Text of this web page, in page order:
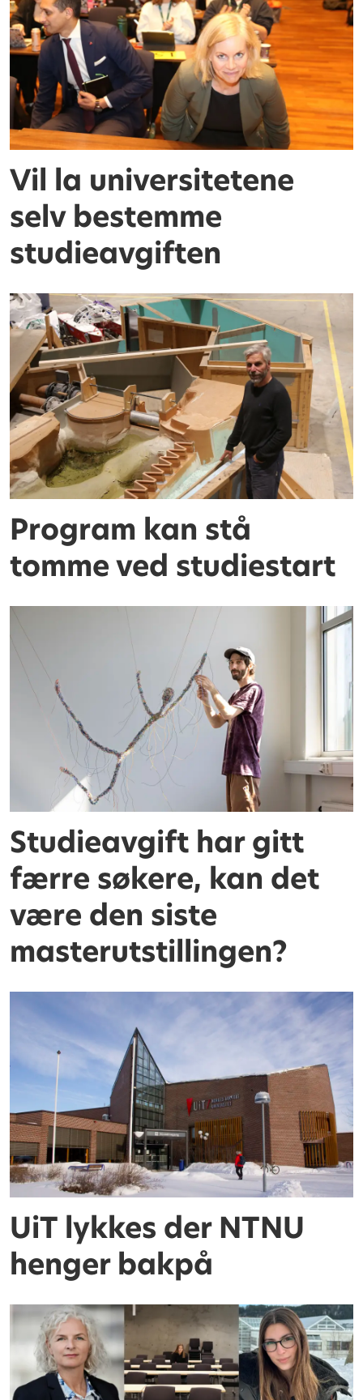
Vil la universitetene
selv bestemme
studieavgiften
Program kan stå
tomme ved studiestart
Studieavgift har gitt
færre søkere, kan det
være den siste
masterutstillingen?
UiT lykkes der NTNU
henger bakpå